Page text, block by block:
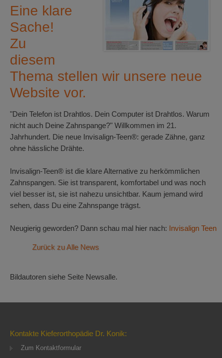
Eine klare
Sache!
Zu
diesem
Thema stellen wir unsere neue
Website vor.
"Dein Telefon ist Drahtlos. Dein Computer ist Drahtlos. Warum
nicht auch Deine Zahnspange?" Willkommen im 21.
Jahrhundert. Die neue Invisalign-Teen®: gerade Zähne, ganz
ohne hässliche Drähte.
Invisalign-Teen® ist die klare Alternative zu herkömmlichen
Zahnspangen. Sie ist transparent, komfortabel und was noch
viel besser ist, sie ist nahezu unsichtbar. Kaum jemand wird
sehen, dass Du eine Zahnspange trägst.
Neugierig geworden? Dann schau mal hier nach: Invisalign Teen
Zurück zu Alle News
Bildautoren siehe Seite Newsalle.
Kontakte Kieferorthopädie Dr. Konik:
Zum Kontaktformular